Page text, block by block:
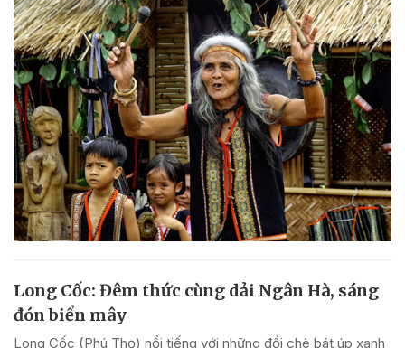
Long Cốc: Đêm thức cùng dải Ngân Hà, sáng
đón biển mây
Long Cốc (Phú Thọ) nổi tiếng với những đồi chè bát úp xanh